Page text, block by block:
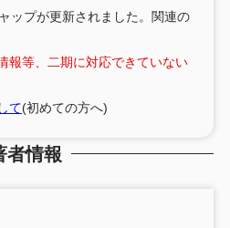
ップが更新されました。関連の
報等、二期に対応できていない
て(初めての方へ)
者情報